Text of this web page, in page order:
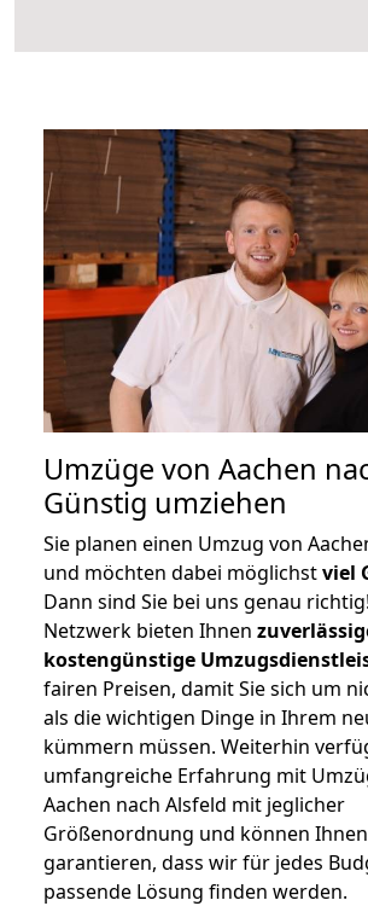
Umzüge von Aachen
Günstig umziehen
Sie planen einen Umzug von
und möchten dabei möglichstviel
Dann sind Sie bei uns genau
Netzwerk bieten Ihnen
kostengünstige
fairen Preisen, damit Sie sich um
als die wichtigen Dinge in Ihrem
kümmern müssen. Weiterhin
umfangreiche Erfahrung mit
Aachen nach Alsfeld mit jeglicher
Größenordnung und können
garantieren, dass wir für jedes
passende Lösung finden werden.